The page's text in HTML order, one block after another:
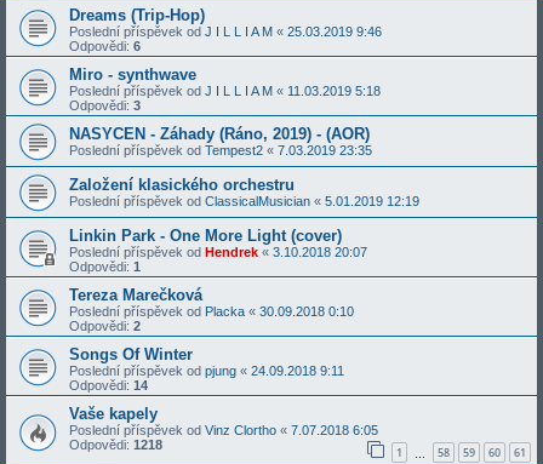
Dreams (Trip-Hop)
Poslední příspěvek od J I L L I A M « 25.03.2019 9:46
Odpovědi: 6
Miro - synthwave
Poslední příspěvek od J I L L I A M « 11.03.2019 5:18
Odpovědi: 3
NASYCEN - Záhady (Ráno, 2019) - (AOR)
Poslední příspěvek od Tempest2 « 7.03.2019 23:35
Založení klasického orchestru
Poslední příspěvek od ClassicalMusician « 5.01.2019 12:19
Linkin Park - One More Light (cover)
Poslední příspěvek od Hendrek « 3.10.2018 20:07
Odpovědi: 1
Tereza Marečková
Poslední příspěvek od Placka « 30.09.2018 0:10
Odpovědi: 2
Songs Of Winter
Poslední příspěvek od pjung « 24.09.2018 9:11
Odpovědi: 14
Vaše kapely
Poslední příspěvek od Vinz Clortho « 7.07.2018 6:05
Odpovědi: 1218 1 58 59 60 61